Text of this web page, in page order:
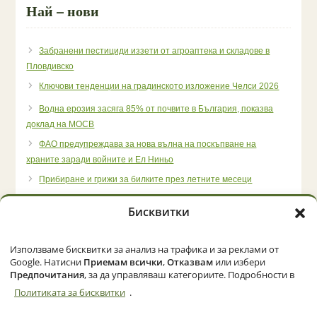
Бисквитки
Използваме бисквитки за анализ на трафика и за реклами от
Google. Натисни Приемам всички,Отказвам или избери
Предпочитания, за да управляваш категориите. Подробности в
Политиката за бисквитки .
Най – нови
Забранени пестициди иззети от агроаптека и складове в
Пловдивско
Ключови тенденции на градинското изложение Челси 2026
Водна ерозия засяга 85% от почвите в България, показва
доклад на МОСВ
ФАО предупреждава за нова вълна на поскъпване на
храните заради войните и Ел Ниньо
Прибиране и грижи за билките през летните месеци
НачалоКатегорииПолитика за бисквитки (ЕС)